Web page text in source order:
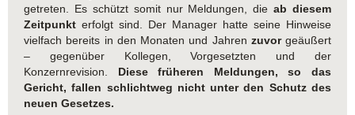
getreten. Es schützt somit nur Meldungen, dieab diesem
Zeitpunkt erfolgt sind. Der Manager hatte seine Hinweise
vielfach bereits in den Monaten und Jahren zuvorgeäußert
– gegenüber Kollegen, Vorgesetzten und der
Konzernrevision. Diese früheren Meldungen, so das
Gericht, fallen schlichtweg nicht unter den Schutz des
neuen Gesetzes.